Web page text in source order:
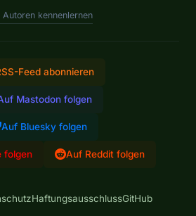
Autoren kennenlernen
Feed abonnieren
Mastodon folgen
Auf Bluesky folgen
folgen Auf Reddit folgen
HaftungsausschlussGitHub